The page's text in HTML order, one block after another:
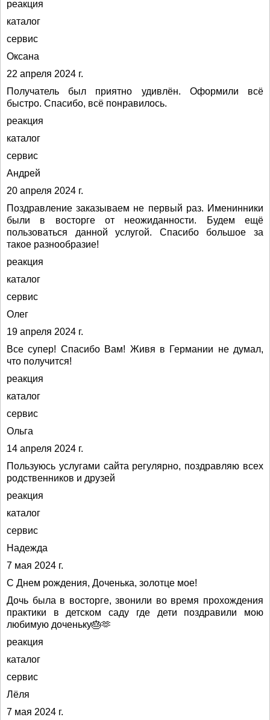
реакция
каталог
сервис
Оксана
22 апреля 2024 г.
Получатель был приятно удивлён. Оформили всё
быстро. Спасибо, всё понравилось.
реакция
каталог
сервис
Андрей
20 апреля 2024 г.
Поздравление заказываем не первый раз. Именинники
были в восторге от неожиданности. Будем ещё
пользоваться данной услугой. Спасибо большое за
такое разнообразие!
реакция
каталог
сервис
Олег
19 апреля 2024 г.
Все супер! Спасибо Вам! Живя в Германии не думал,
что получится!
реакция
каталог
сервис
Ольга
14 апреля 2024 г.
Пользуюсь услугами сайта регулярно, поздравляю всех
родственников и друзей
реакция
каталог
сервис
Надежда
7 мая 2024 г.
С Днем рождения, Доченька, золотце мое!
Дочь была в восторге, звонили во время прохождения
практики в детском саду где дети поздравили мою
любимую доченьку🎂🫶
реакция
каталог
сервис
Лëля
7 мая 2024 г.